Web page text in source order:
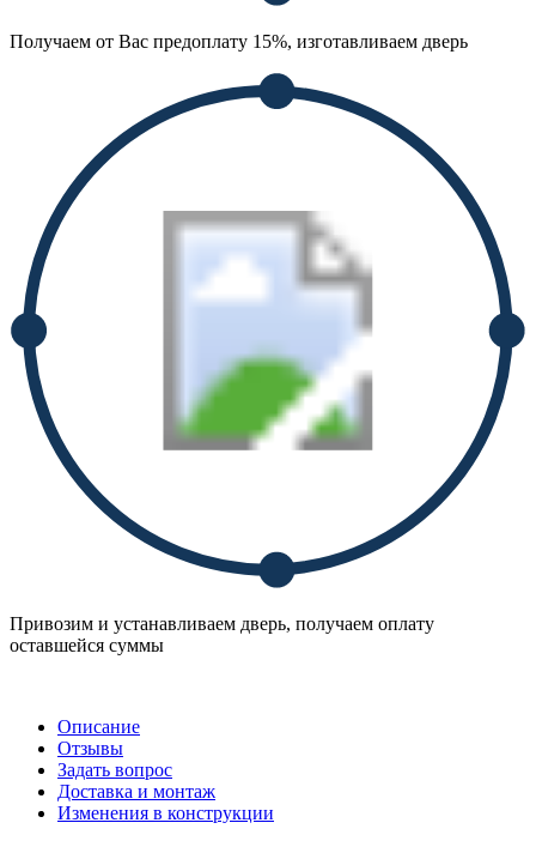
Получаем от Вас предоплату 15%, изготавливаем дверь
Привозим и устанавливаем дверь, получаем оплату
оставшейся суммы
Описание
Отзывы
Задать вопрос
Доставка и монтаж
Изменения в конструкции